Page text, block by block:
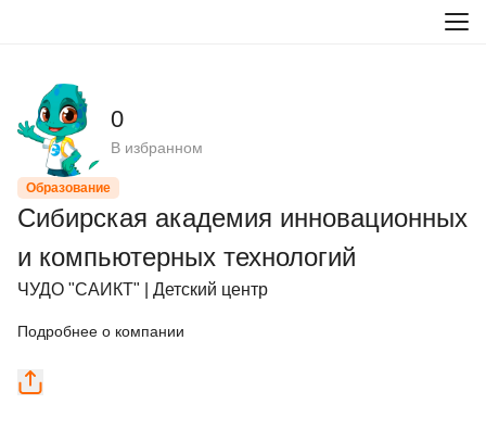
0
В избранном
Образование
Сибирская академия инновационных
и компьютерных технологий
ЧУДО "САИКТ" | Детский центр
Подробнее о компании